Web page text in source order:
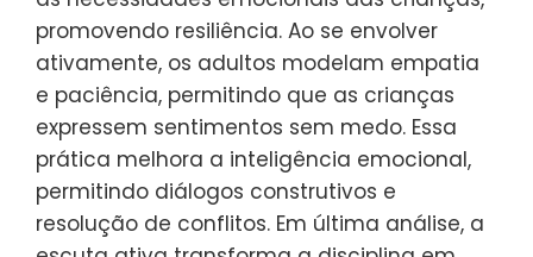
No Drama Discipline?
A escuta ativa é essencial no No Drama
Discipline, pois promove conexão e
compreensão. Essa abordagem ajuda os
cuidadores a responderem efetivamente
às necessidades emocionais das crianças,
promovendo resiliência. Ao se envolver